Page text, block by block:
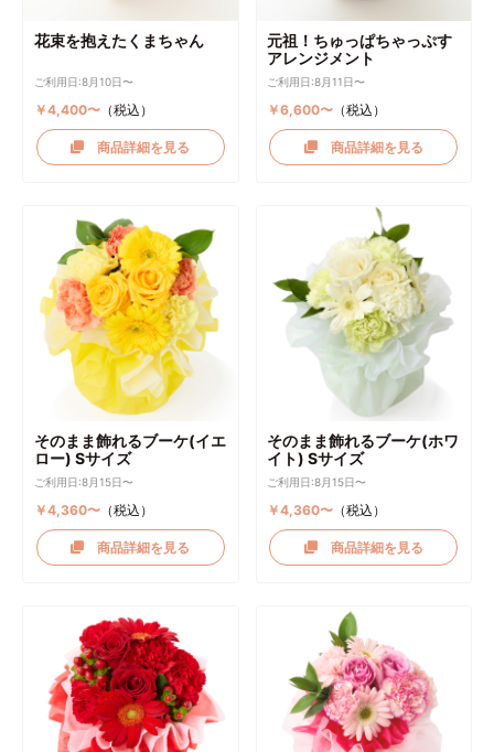
花束を抱えたくまちゃん
ご利用日:8月10日〜
￥4,400〜（税込）
商品詳細を見る
元祖！ちゅっぱちゃっぷす
アレンジメント
ご利用日:8月11日〜
￥6,600〜 （税込）
商品詳細を見る
そのまま飾れるブーケ(イエ
ロー) Sサイズ
ご利用日:8月15日〜
￥4,360〜（税込）
商品詳細を見る
そのまま飾れるブーケ(ホワ
イト) Sサイズ
ご利用日:8月15日〜
￥4,360〜 （税込）
商品詳細を見る